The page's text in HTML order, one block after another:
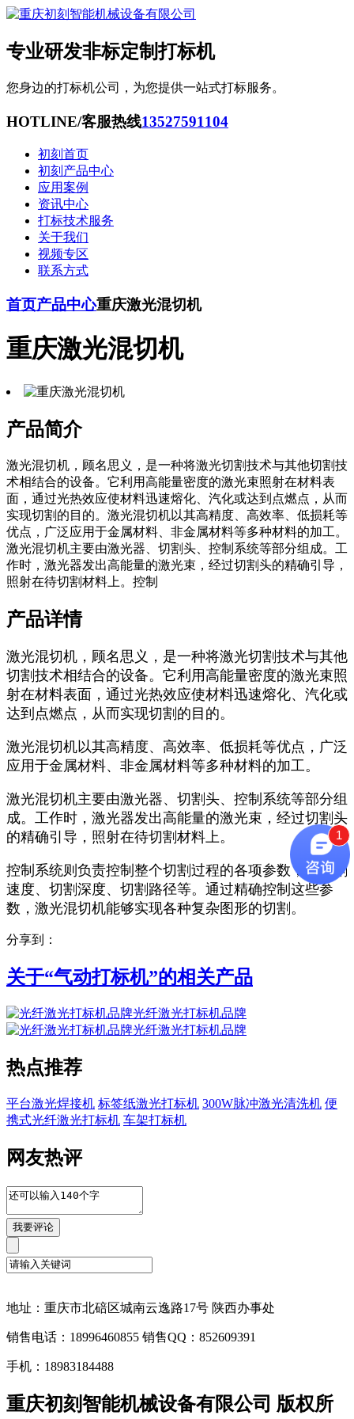
专业研发非标定制打标机
您身边的打标机公司，为您提供一站式打标服务。
HOTLINE/客服热线13527591104
初刻首页
初刻产品中心
应用案例
资讯中心
打标技术服务
关于我们
视频专区
联系方式
首页产品中心重庆激光混切机
重庆激光混切机
产品简介
激光混切机，顾名思义，是一种将激光切割技术与其他切割技
术相结合的设备。它利用高能量密度的激光束照射在材料表
面，通过光热效应使材料迅速熔化、汽化或达到点燃点，从而
实现切割的目的。激光混切机以其高精度、高效率、低损耗等
优点，广泛应用于金属材料、非金属材料等多种材料的加工。
激光混切机主要由激光器、切割头、控制系统等部分组成。工
作时，激光器发出高能量的激光束，经过切割头的精确引导，
照射在待切割材料上。控制
产品详情
激光混切机，顾名思义，是一种将激光切割技术与其他
切割技术相结合的设备。它利用高能量密度的激光束照
射在材料表面，通过光热效应使材料迅速熔化、汽化或
达到点燃点，从而实现切割的目的。
激光混切机以其高精度、高效率、低损耗等优点，广泛
应用于金属材料、非金属材料等多种材料的加工。
激光混切机主要由激光器、切割头、控制系统等部分组
成。工作时，激光器发出高能量的激光束，经过切割头
的精确引导，照射在待切割材料上。
控制系统则负责控制整个切割过程的各项参数，如切割
速度、切割深度、切割路径等。通过精确控制这些参
数，激光混切机能够实现各种复杂图形的切割。
分享到：
关于“气动打标机”的相关产品
光纤激光打标机品牌
光纤激光打标机品牌
热点推荐
平台激光焊接机 标签纸激光打标机 300W脉冲激光清洗机 便
携式光纤激光打标机 车架打标机
网友热评
地址：重庆市北碚区城南云逸路17号 陕西办事处
销售电话：18996460855 销售QQ：852609391
手机：18983184488
重庆初刻智能机械设备有限公司 版权所
1